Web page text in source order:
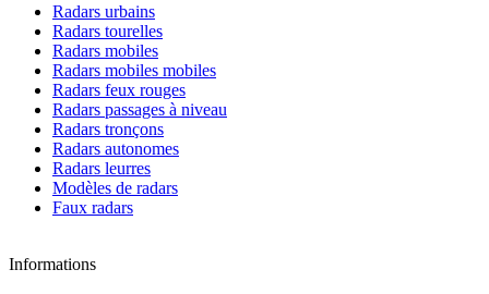
Radars urbains
Radars tourelles
Radars mobiles
Radars mobiles mobiles
Radars feux rouges
Radars passages à niveau
Radars tronçons
Radars autonomes
Radars leurres
Modèles de radars
Faux radars
Informations